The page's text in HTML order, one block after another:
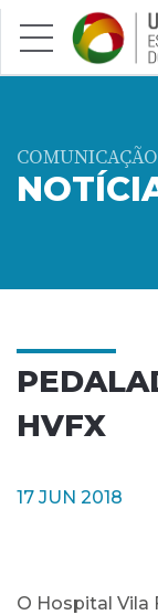
Saltar para
COMUNICAÇÃO
HVFX
17 JUN 2018
O Hospital Vila